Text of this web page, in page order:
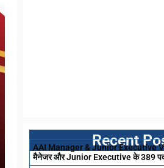
Recent
AAI Manager & Junior Executive
मैनेजर और Junior Executive के 389 पदों